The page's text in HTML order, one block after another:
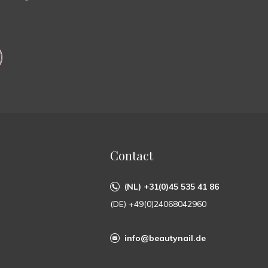
Contact
(NL) +31(0)45 535 41 86
(DE) +49(0)24068042960
info@beautynail.de